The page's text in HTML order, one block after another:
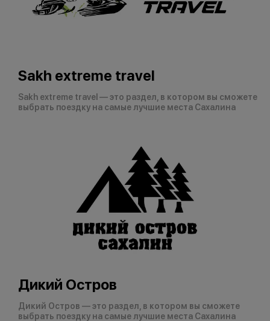
Sakh extreme travel
Sakh extreme travel — это раздел, в котором вы сможете
выбрать поездку на самые лучшие места Сахалина
Дикий Остров
Дикий Остров — это раздел, в котором вы сможете
выбрать поездку на самые лучшие места Сахалина